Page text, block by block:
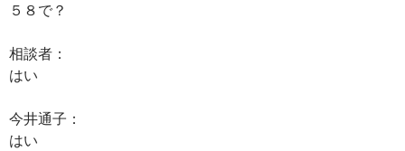
５８で？
相談者：
はい
今井通子：
はい